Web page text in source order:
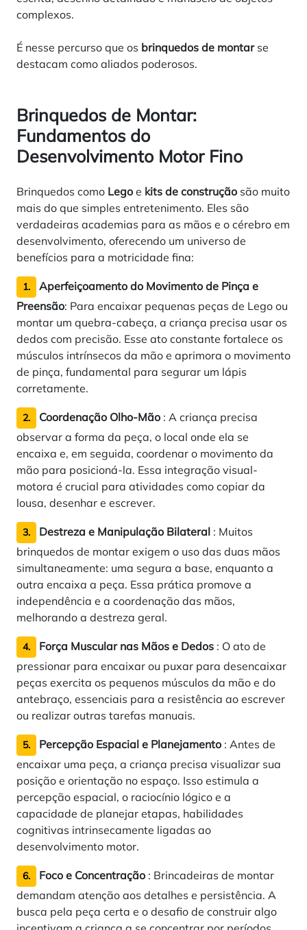
complexos.
É nesse percurso que os brinquedos de montarse
destacam como aliados poderosos.
Brinquedos de Montar:
Fundamentos do
Desenvolvimento Motor Fino
Brinquedos como Lego e kits de construção são muito
mais do que simples entretenimento. Eles são
verdadeiras academias para as mãos e o cérebro em
desenvolvimento, oferecendo um universo de
benefícios para a motricidade fina:
1.
Aperfeiçoamento do Movimento de Pinça e
Preensão: Para encaixar pequenas peças de Lego ou
montar um quebra-cabeça, a criança precisa usar os
dedos com precisão. Esse ato constante fortalece os
músculos intrínsecos da mão e aprimora o movimento
de pinça, fundamental para segurar um lápis
corretamente.
2. Coordenação Olho-Mão : A criança precisa
observar a forma da peça, o local onde ela se
encaixa e, em seguida, coordenar o movimento da
mão para posicioná-la. Essa integração visual-
motora é crucial para atividades como copiar da
lousa, desenhar e escrever.
3. Destreza e Manipulação Bilateral : Muitos
brinquedos de montar exigem o uso das duas mãos
simultaneamente: uma segura a base, enquanto a
outra encaixa a peça. Essa prática promove a
independência e a coordenação das mãos,
melhorando a destreza geral.
4. Força Muscular nas Mãos e Dedos : O ato de
pressionar para encaixar ou puxar para desencaixar
peças exercita os pequenos músculos da mão e do
antebraço, essenciais para a resistência ao escrever
ou realizar outras tarefas manuais.
5. Percepção Espacial e Planejamento : Antes de
encaixar uma peça, a criança precisa visualizar sua
posição e orientação no espaço. Isso estimula a
percepção espacial, o raciocínio lógico e a
capacidade de planejar etapas, habilidades
cognitivas intrinsecamente ligadas ao
desenvolvimento motor.
6. Foco e Concentração : Brincadeiras de montar
demandam atenção aos detalhes e persistência. A
busca pela peça certa e o desafio de construir algo